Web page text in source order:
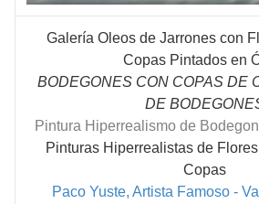
Galería Oleos de Jarrones con
Copas Pintados en
BODEGONES CON COPAS DE
DE
Pintura Hiperrealismo de
Pinturas Hiperrealistas de
Copas
Paco Yuste, Artista Famoso -